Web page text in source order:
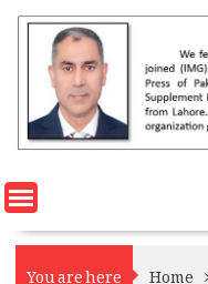
You are here Home